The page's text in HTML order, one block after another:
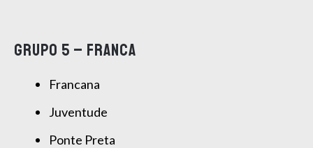
GRUPO 5 – FRANCA
Francana
Juventude
Ponte Preta